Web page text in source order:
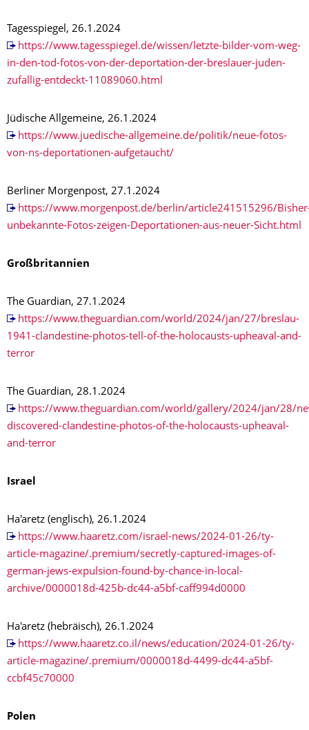
Tagesspiegel, 26.1.2024
https://www.tagesspiegel.de/wissen/letzte-bilder-vom-weg-
in-den-tod-fotos-von-der-deportation-der-breslauer-juden-
zufallig-entdeckt-11089060.html
Jüdische Allgemeine, 26.1.2024
https://www.juedische-allgemeine.de/politik/neue-fotos-
von-ns-deportationen-aufgetaucht/
Berliner Morgenpost, 27.1.2024
https://www.morgenpost.de/berlin/article241515296/
unbekannte-Fotos-zeigen-Deportationen-aus-neuer-Sicht.html
Großbritannien
The Guardian, 27.1.2024
https://www.theguardian.com/world/2024/jan/27/breslau-
1941-clandestine-photos-tell-of-the-holocausts-upheaval-and-
terror
The Guardian, 28.1.2024
https://www.theguardian.com/world/gallery/2024/jan/28/
discovered-clandestine-photos-of-the-holocausts-upheaval-
and-terror
Israel
Ha'aretz (englisch), 26.1.2024
https://www.haaretz.com/israel-news/2024-01-26/ty-
article-magazine/.premium/secretly-captured-images-of-
german-jews-expulsion-found-by-chance-in-local-
archive/0000018d-425b-dc44-a5bf-caff994d0000
Ha'aretz (hebräisch), 26.1.2024
https://www.haaretz.co.il/news/education/2024-01-26/ty-
article-magazine/.premium/0000018d-4499-dc44-a5bf-
ccbf45c70000
Polen